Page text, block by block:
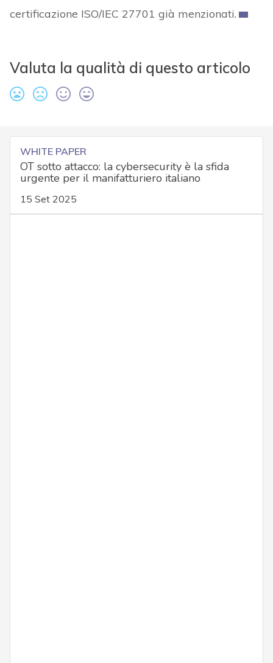
certificazione ISO/IEC 27701 già menzionati.
Valuta la qualità di questo articolo
WHITE PAPER
OT sotto attacco: la cybersecurity è la sfida
urgente per il manifatturiero italiano
15 Set 2025